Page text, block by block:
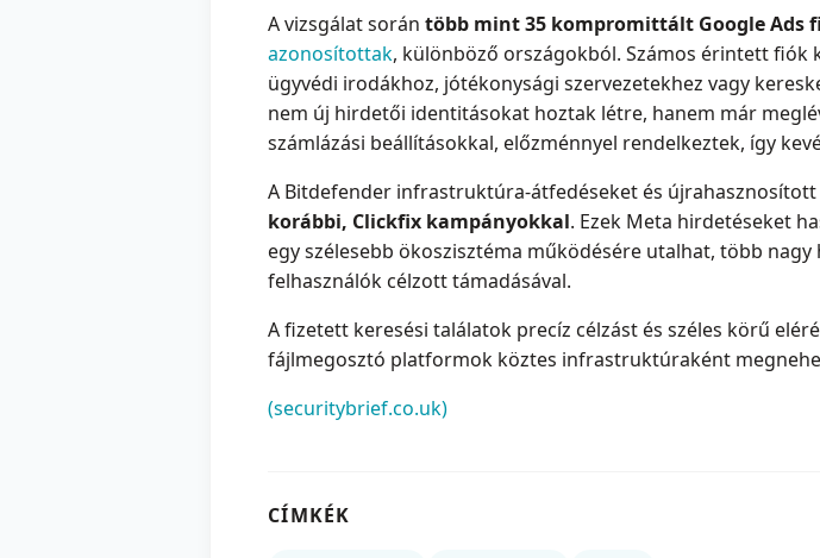
A vizsgálat során több mint 35 kompromittált Google Ads
azonosítottak, különböző országokból. Számos érintett
ügyvédi irodákhoz, jótékonysági szervezetekhez vagy
nem új hirdetői identitásokat hoztak létre, hanem már
számlázási beállításokkal, előzménnyel rendelkeztek, így
A Bitdefender infrastruktúra-átfedéseket és újrahasznosított
korábbi, Clickfix kampányokkal. Ezek Meta hirdetéseket
egy szélesebb ökoszisztéma működésére utalhat, több
felhasználók célzott támadásával.
A fizetett keresési találatok precíz célzást és széles körű
fájlmegosztó platformok köztes infrastruktúraként
(securitybrief.co.uk)
CÍMKÉK